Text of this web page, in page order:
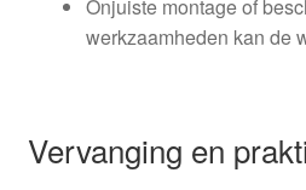
Onjuiste montage of
werkzaamheden kan de
Vervanging en